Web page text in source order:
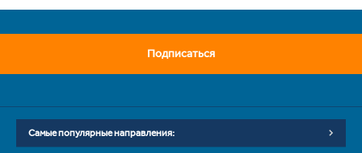
Подписаться
Самые популярные направления: